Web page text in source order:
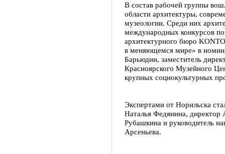
В состав рабочей группы
области архитектуры,
музеологии. Среди них
международных конкурсов
архитектурного бюро
в меняющемся мире» в
Барьюдин, заместитель
Красноярского Музейного
крупных социокультурных
Экспертами от Норильска
Наталья Федянина, директор
Рубашкина и руководитель
Арсеньева.